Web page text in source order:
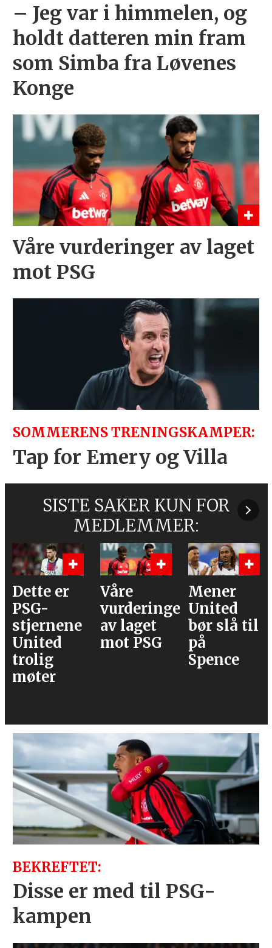
– Jeg var i himmelen, og
holdt datteren min fram
som Simba fra Løvenes
Konge
Våre vurderinger av laget
mot PSG
SOMMERENS TRENINGSKAMPER:
Tap for Emery og Villa
SISTE SAKER KUN FOR
MEDLEMMER:
Våre
vurderinger
av laget
mot PSG
Mener
United
bør slå til
på
Flere
Rodri
velger
Barcelona
BEKREFTET:
Disse er med til PSG-
kampen